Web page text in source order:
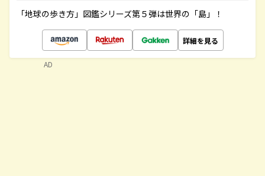
「地球の歩き方」図鑑シリーズ第５弾は世界の「島」！
詳細を見る
AD